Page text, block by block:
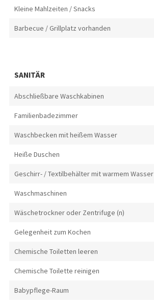
Kleine Mahlzeiten / Snacks
Barbecue / Grillplatz vorhanden
SANITÄR
Abschließbare Waschkabinen
Familienbadezimmer
Waschbecken mit heißem Wasser
Heiße Duschen
Geschirr- / Textilbehälter mit warmem Wasser
Waschmaschinen
Wäschetrockner oder Zentrifuge (n)
Gelegenheit zum Kochen
Chemische Toiletten leeren
Chemische Toilette reinigen
Babypflege-Raum